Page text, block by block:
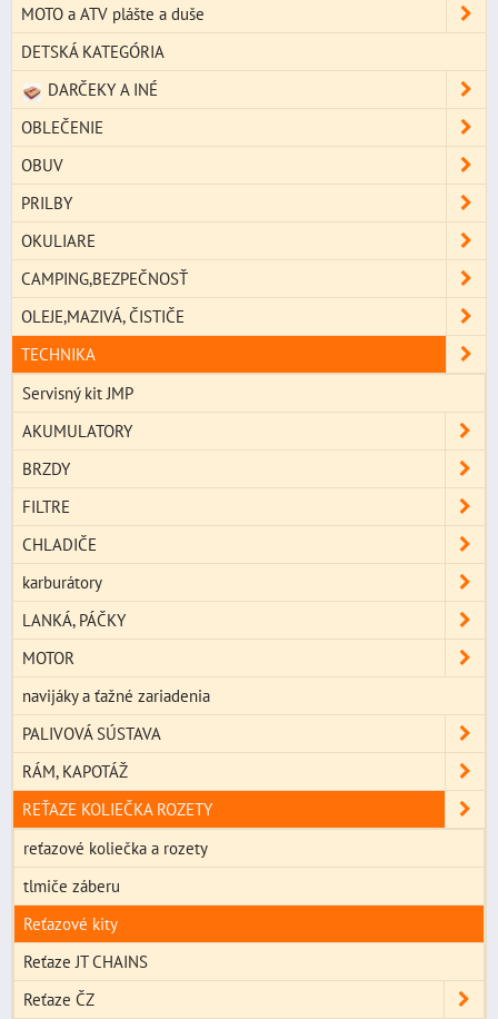
MOTO a ATV plášte a duše
DETSKÁ KATEGÓRIA
DARČEKY A INÉ
OBLEČENIE
OBUV
PRILBY
OKULIARE
CAMPING,BEZPEČNOSŤ
OLEJE,MAZIVÁ, ČISTIČE
TECHNIKA
Servisný kit JMP
AKUMULATORY
BRZDY
FILTRE
CHLADIČE
karburátory
LANKÁ, PÁČKY
MOTOR
navijáky a ťažné zariadenia
PALIVOVÁ SÚSTAVA
RÁM, KAPOTÁŽ
REŤAZE KOLIEČKA ROZETY
reťazové koliečka a rozety
tlmiče záberu
Reťazové kity
Reťaze JT CHAINS
Reťaze ČZ